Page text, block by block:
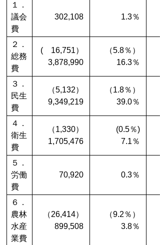
１．
議会
費
302,108 1.3％
２．
総務
費
( 16,751）
3,878,990
（5.8％）
16.3％
３．
民生
費
（5,132）
9,349,219
（1.8％）
39.0％
４．
衛生
費
（1,330）
1,705,476
(0.5％)
7.1％
５．
労働
費
70,920 0.3％
６．
農林
水産
業費
（26,414）
899,508
（9.2％）
3.8％